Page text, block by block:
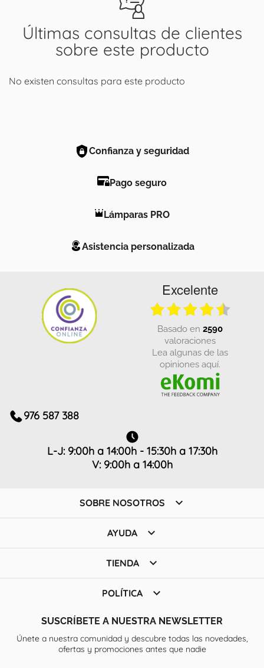
Últimas consultas de clientes
sobre este producto
No existen consultas para este producto
Confianza y seguridad
Pago seguro
Lámparas PRO
Asistencia personalizada
Excelente
basado en 2590
valoraciones
Lea algunas de las
opiniones aquí.
976 587 388
L-J: 9:00h a 14:00h - 15:30h a 17:30h
V: 9:00h a 14:00h
SOBRE NOSOTROS 
AYUDA 
TIENDA 
POLÍTICA 
SUSCRÍBETE A NUESTRA NEWSLETTER
Únete a nuestra comunidad y descubre todas las novedades,
ofertas y promociones antes que nadie